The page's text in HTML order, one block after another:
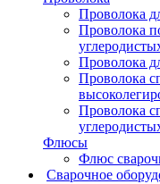
Проволока
Проволока
Проволока
Проволока
Проволока
Флюсы
Флюс
Сварочное